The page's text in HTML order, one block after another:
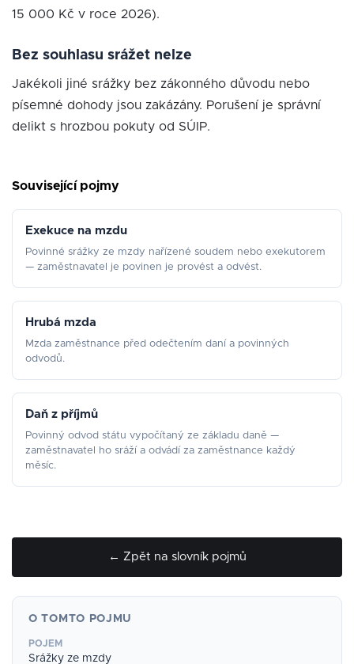
15 000 Kč v roce 2026).
Bez souhlasu srážet nelze
Jakékoli jiné srážky bez zákonného důvodu nebo
písemné dohody jsou zakázány. Porušení je správní
delikt s hrozbou pokuty od SÚIP.
Související pojmy
Exekuce na mzdu
Povinné srážky ze mzdy nařízené soudem nebo exekutorem
— zaměstnavatel je povinen je provést a odvést.
Hrubá mzda
Mzda zaměstnance před odečtením daní a povinných
odvodů.
Daň z příjmů
Povinný odvod státu vypočítaný ze základu daně —
zaměstnavatel ho sráží a odvádí za zaměstnance každý
měsíc.
← Zpět na slovník pojmů
O TOMTO POJMU
POJEM
Srážky ze mzdy